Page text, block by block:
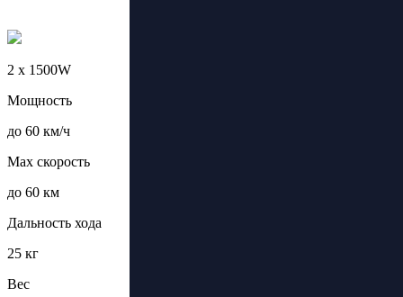
2 х 1500W
Мощность
до 60 км/ч
Max скорость
до 60 км
Дальность хода
25 кг
Вес